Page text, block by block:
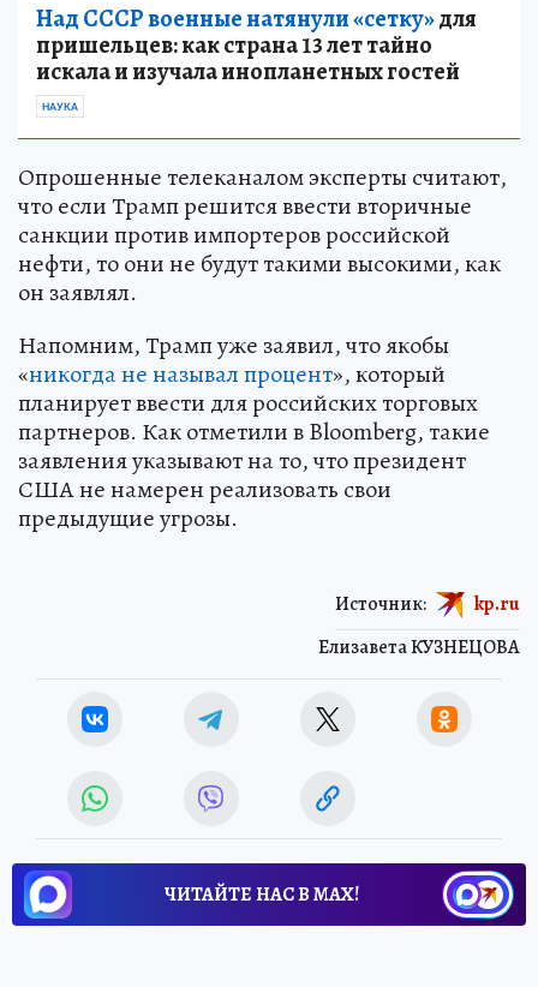
Над СССР военные натянули «сетку»для
пришельцев: как страна 13 лет тайно
искала и изучала инопланетных гостей
НАУКА
Опрошенные телеканалом эксперты считают,
что если Трамп решится ввести вторичные
санкции против импортеров российской
нефти, то они не будут такими высокими, как
он заявлял.
Напомним, Трамп уже заявил, что якобы
«никогда не называл процент», который
планирует ввести для российских торговых
партнеров. Как отметили в Bloomberg, такие
заявления указывают на то, что президент
США не намерен реализовать свои
предыдущие угрозы.
Елизавета КУЗНЕЦОВА
Источник: kp.ru
ЧИТАЙТЕ НАС В МАХ!